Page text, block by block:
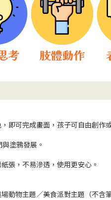
即可完成畫面，孩子可自由創作
塗鴉發展。
張，不易滲透，使用更安心。
動物主題／美食派對主題（不含